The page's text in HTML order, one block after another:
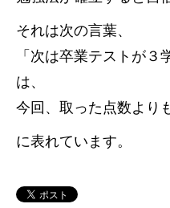
それは次の言葉、
「次は卒業テストが
は、
今回、取った点数より
に表れています。